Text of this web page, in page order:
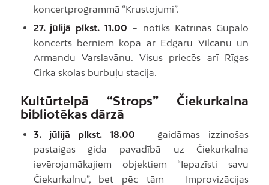
koncertprogrammā “Krustojumi”.
27. jūlijā plkst. 11.00 – notiks Katrīnas Gupalo
koncerts bērniem kopā ar Edgaru Vilcānu un
Armandu Varslavānu. Visus priecēs arī Rīgas
Cirka skolas burbuļu stacija.
Kultūrtelpā “Strops” Čiekurkalna
bibliotēkas dārzā
3. jūlijā plkst. 18.00 – gaidāmas izzinošas
pastaigas gida pavadībā uz Čiekurkalna
ievērojamākajiem objektiem “Iepazīsti savu
Čiekurkalnu”, bet pēc tām – Improvizācijas